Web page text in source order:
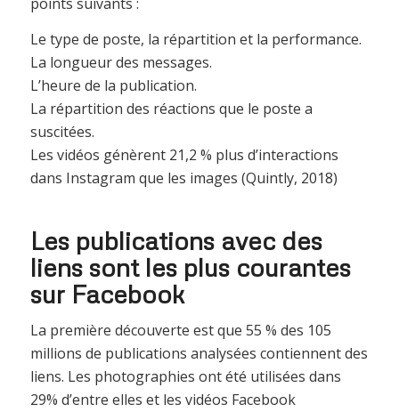
Le type de poste, la répartition et la performance.
La longueur des messages.
L’heure de la publication.
La répartition des réactions que le poste a
suscitées.
Les vidéos génèrent 21,2 % plus d’interactions
dans Instagram que les images (Quintly, 2018)
Les publications avec des
liens sont les plus courantes
sur Facebook
La première découverte est que 55 % des 105
millions de publications analysées contiennent des
liens. Les photographies ont été utilisées dans
29% d’entre elles et les vidéos Facebook